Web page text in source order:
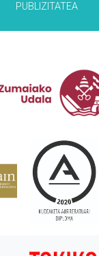
PUBLIZITATEA